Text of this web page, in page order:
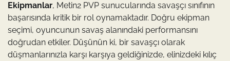
Ekipmanlar, Metin2 PVP sunucularında savaşçı sınıfının
başarısında kritik bir rol oynamaktadır. Doğru ekipman
seçimi, oyuncunun savaş alanındaki performansını
doğrudan etkiler. Düşünün ki, bir savaşçı olarak
düşmanlarınızla karşı karşıya geldiğinizde, elinizdeki kılıç